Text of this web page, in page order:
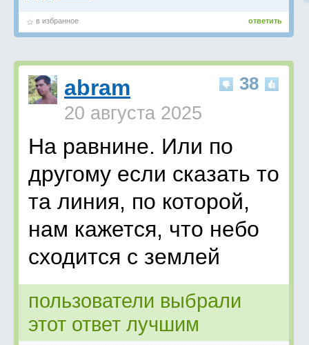
ответить
в избранное
38
abram
20 августа 2025
На равнине. Или по
другому если сказать то
та линия, по которой,
нам кажется, что небо
сходится с землей
пользователи выбрали
этот ответ лучшим